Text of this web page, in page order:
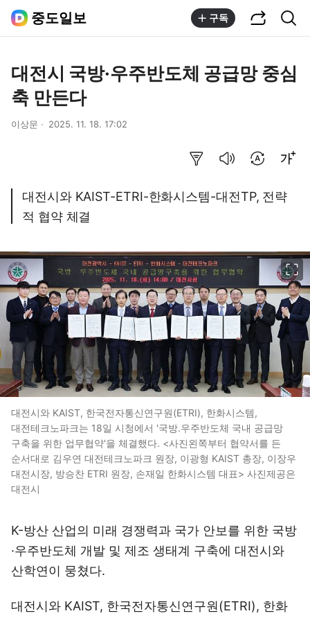
중도일보 구독
대전시 국방·우주반도체 공급망 중심
축 만든다
이상문 2025. 11. 18. 17:02
대전시와 KAIST-ETRI-한화시스템-대전TP, 전략
적 협약 체결
대전시와 KAIST, 한국전자통신연구원(ETRI), 한화시스템,
대전테크노파크는 18일 시청에서 '국방.우주반도체 국내 공급망
구축을 위한 업무협약'을 체결했다. <사진왼쪽부터 협약서를 든
순서대로 김우연 대전테크노파크 원장, 이광형 KAIST 총장, 이장우
대전시장, 방승찬 ETRI 원장, 손재일 한화시스템 대표> 사진제공은
대전시
K-방산 산업의 미래 경쟁력과 국가 안보를 위한 국방
·우주반도체 개발 및 제조 생태계 구축에 대전시와
산학연이 뭉쳤다.
대전시와 KAIST, 한국전자통신연구원(ETRI), 한화